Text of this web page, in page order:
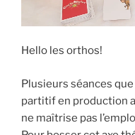
Hello les orthos!
Plusieurs séances
partitif en production
ne maîtrise pas